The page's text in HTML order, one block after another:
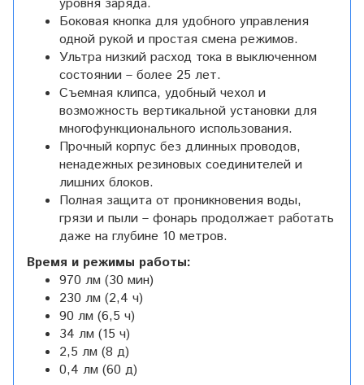
Боковая кнопка для удобного управления
одной рукой и простая смена режимов.
Ультра низкий расход тока в выключенном
состоянии – более 25 лет.
Съемная клипса, удобный чехол и
возможность вертикальной установки для
многофункционального использования.
Прочный корпус без длинных проводов,
ненадежных резиновых соединителей и
лишних блоков.
Полная защита от проникновения воды,
грязи и пыли – фонарь продолжает работать
даже на глубине 10 метров.
Время и режимы работы:
970 лм (30 мин)
230 лм (2,4 ч)
90 лм (6,5 ч)
34 лм (15 ч)
2,5 лм (8 д)
0,4 лм (60 д)